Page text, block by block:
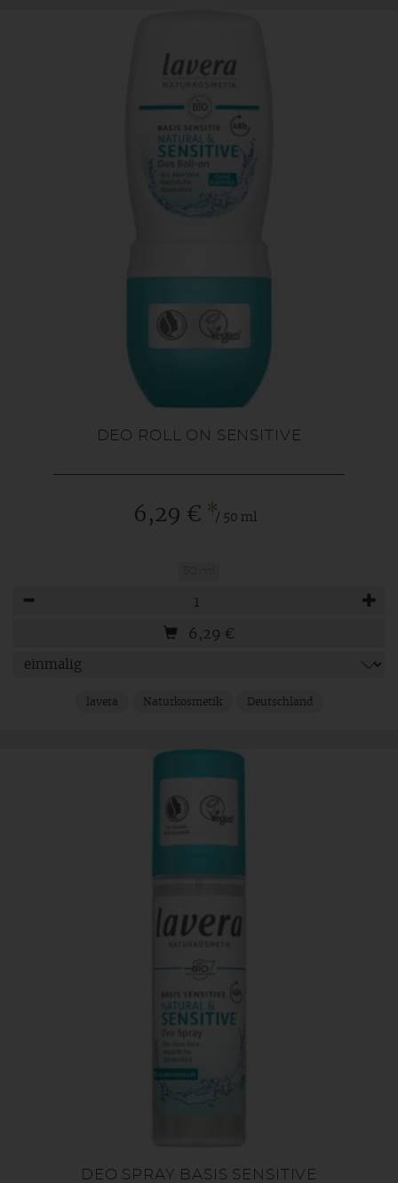
DEO ROLL ON SENSITIVE
6,29 € */ 50 ml
6,29 €
lavera Naturkosmetik Deutschland
DEO SPRAY BASIS SENSITIVE